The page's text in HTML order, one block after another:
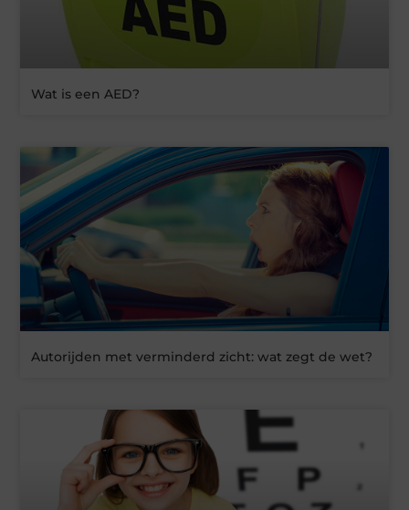
Wat is een AED?
Autorijden met verminderd zicht: wat zegt de wet?